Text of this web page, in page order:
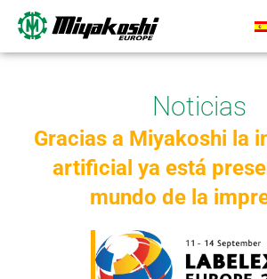
contenido
Noticias
Gracias a Miyakoshi la
artificial ya está
mundo de la